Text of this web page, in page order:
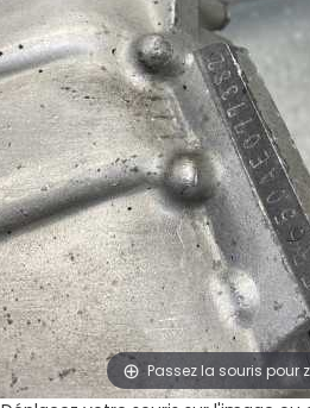
Passez la souris pour